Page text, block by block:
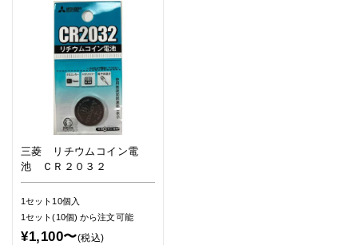
三菱 リチウムコイン電
池 ＣＲ２０３２
1セット10個入
1セット(10個)から注文可能
¥1,100〜(税込)